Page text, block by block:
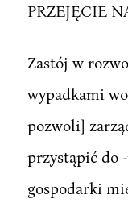
PRZEJĘCIE
Zastój w
wypadkami
pozwoli]
przystąpić do
gospodarki